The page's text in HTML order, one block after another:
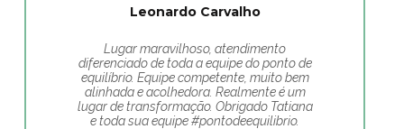
Leonardo Carvalho
Lugar maravilhoso, atendimento
diferenciado de toda a equipe do ponto de
equilíbrio. Equipe competente, muito bem
alinhada e acolhedora. Realmente é um
lugar de transformação. Obrigado Tatiana
e toda sua equipe #pontodeequilibrio.